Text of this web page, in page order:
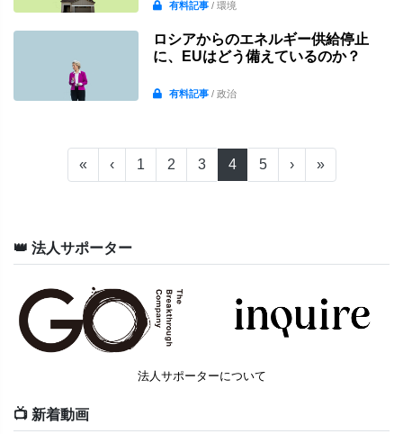
有料記事/ 環境
ロシアからのエネルギー供給停止
に、EUはどう備えているのか？
有料記事/ 政治
« ‹ 1 2 3 4 5 › »
👑 法人サポーター
法人サポーターについて
📺 新着動画